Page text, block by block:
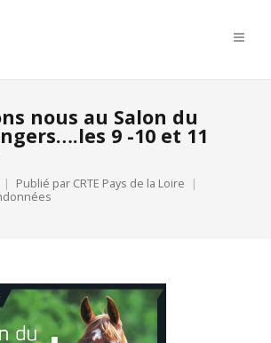
nous au Salon du
9 -10 et 11
Publié par CRTE Pays de la Loire